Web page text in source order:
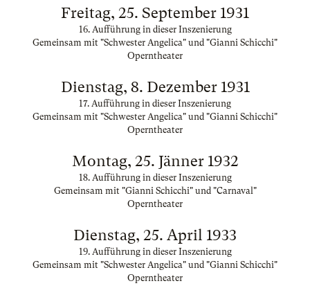
Freitag, 25. September 1931
16. Aufführung in dieser Inszenierung
Gemeinsam mit "Schwester Angelica" und "Gianni Schicchi"
Operntheater
Dienstag, 8. Dezember 1931
17. Aufführung in dieser Inszenierung
Gemeinsam mit "Schwester Angelica" und "Gianni Schicchi"
Operntheater
Montag, 25. Jänner 1932
18. Aufführung in dieser Inszenierung
Gemeinsam mit "Gianni Schicchi" und "Carnaval"
Operntheater
Dienstag, 25. April 1933
19. Aufführung in dieser Inszenierung
Gemeinsam mit "Schwester Angelica" und "Gianni Schicchi"
Operntheater